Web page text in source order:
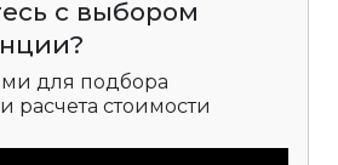
с выбором
для подбора
расчета стоимости